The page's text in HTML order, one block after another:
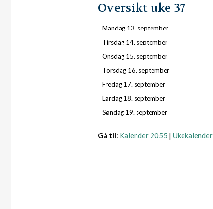
Oversikt uke 37
Mandag 13. september
Tirsdag 14. september
Onsdag 15. september
Torsdag 16. september
Fredag 17. september
Lørdag 18. september
Søndag 19. september
Gå til: Kalender 2055 |